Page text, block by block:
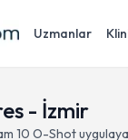
Uzmanlar
- İzmir
10 O-Shot